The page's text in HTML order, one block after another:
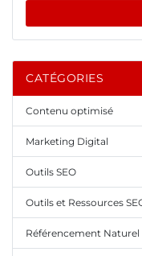
CATÉGORIES
Contenu optimisé
Marketing Digital
Outils SEO
Outils et Ressources
Référencement Naturel